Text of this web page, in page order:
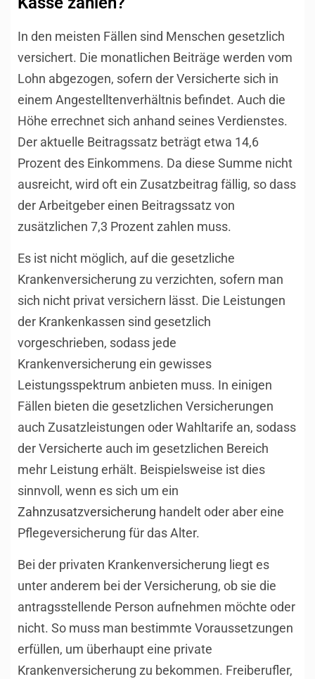
In den meisten Fällen sind Menschen gesetzlich
versichert. Die monatlichen Beiträge werden vom
Lohn abgezogen, sofern der Versicherte sich in
einem Angestelltenverhältnis befindet. Auch die
Höhe errechnet sich anhand seines Verdienstes.
Der aktuelle Beitragssatz beträgt etwa 14,6
Prozent des Einkommens. Da diese Summe nicht
ausreicht, wird oft ein Zusatzbeitrag fällig, so dass
der Arbeitgeber einen Beitragssatz von
zusätzlichen 7,3 Prozent zahlen muss.
Es ist nicht möglich, auf die gesetzliche
Krankenversicherung zu verzichten, sofern man
sich nicht privat versichern lässt. Die Leistungen
der Krankenkassen sind gesetzlich
vorgeschrieben, sodass jede
Krankenversicherung ein gewisses
Leistungsspektrum anbieten muss. In einigen
Fällen bieten die gesetzlichen Versicherungen
auch Zusatzleistungen oder Wahltarife an, sodass
der Versicherte auch im gesetzlichen Bereich
mehr Leistung erhält. Beispielsweise ist dies
sinnvoll, wenn es sich um ein
Zahnzusatzversicherung handelt oder aber eine
Pflegeversicherung für das Alter.
Bei der privaten Krankenversicherung liegt es
unter anderem bei der Versicherung, ob sie die
antragsstellende Person aufnehmen möchte oder
nicht. So muss man bestimmte Voraussetzungen
erfüllen, um überhaupt eine private
Krankenversicherung zu bekommen. Freiberufler,